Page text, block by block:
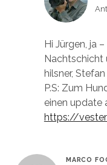
Hi Jürgen, ja
Nachtschicht
hilsner, Stefan
P.S: Zum
einen update
https://
MARCO